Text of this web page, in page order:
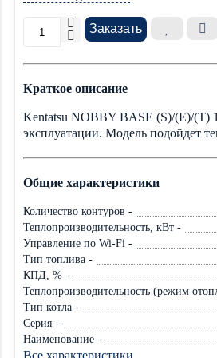
Заказать
Краткое описание
Kentatsu NOBBY BASE (S)/(E)/(T)
эксплуатации. Модель подойдет
Общие характеристики
Количество контуров -
Теплопроизводительность, кВт -
Управление по Wi-Fi -
Тип топлива -
КПД, % -
Теплопроизводительность (режим
Тип котла -
Серия -
Наименование -
Все характеристики